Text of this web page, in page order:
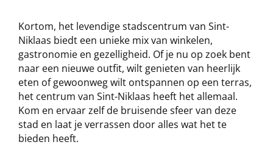
Kortom, het levendige stadscentrum van Sint-
Niklaas biedt een unieke mix van winkelen,
gastronomie en gezelligheid. Of je nu op zoek bent
naar een nieuwe outfit, wilt genieten van heerlijk
eten of gewoonweg wilt ontspannen op een terras,
het centrum van Sint-Niklaas heeft het allemaal.
Kom en ervaar zelf de bruisende sfeer van deze
stad en laat je verrassen door alles wat het te
bieden heeft.